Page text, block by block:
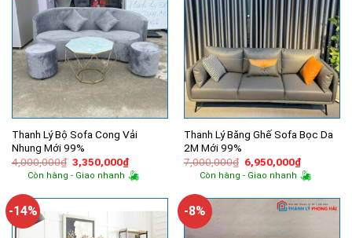
Thanh Lý Bộ Sofa Cong Vải
Nhung Mới 99%
4,000,000₫ Giá
gốc
là:
3,350,000₫Giá
hiện
tại
3,350,000₫.
Còn hàng - Giao nhanh
Thanh Lý Băng Ghế Sofa Bọc Da
2M Mới 99%
7,000,000₫ Giá
gốc
là:
6,950,000₫Giá
hiện
tại
Còn hàng - Giao nhanh
-14% -8%